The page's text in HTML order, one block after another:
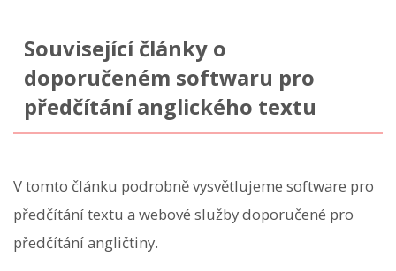
Související články o
doporučeném softwaru pro
předčítání anglického textu
V tomto článku podrobně vysvětlujeme software pro
předčítání textu a webové služby doporučené pro
předčítání angličtiny.